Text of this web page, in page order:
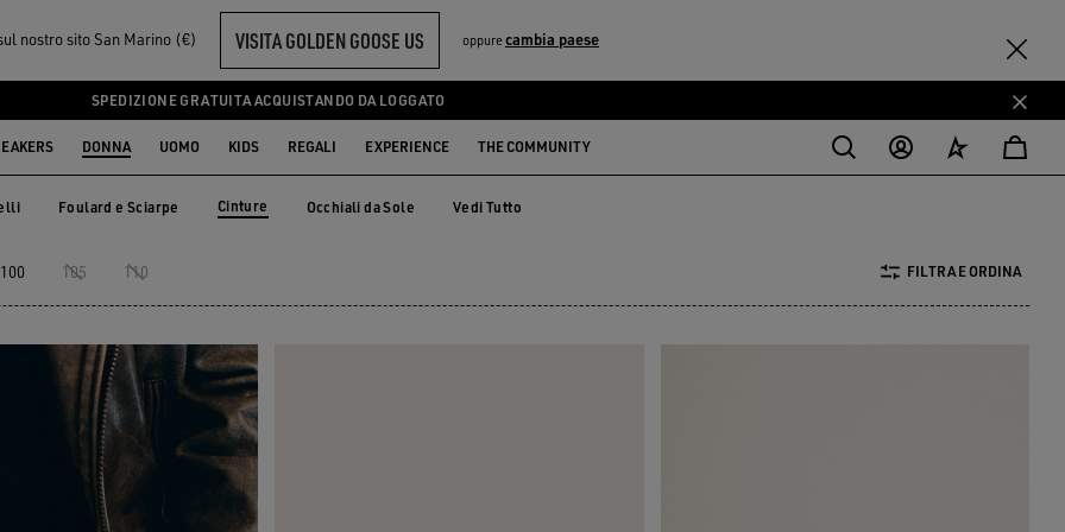
nostro sito San Marino (€) VISITA GOLDEN GOOSE US oppurecambia paese
SPEDIZIONE GRATUITA ACQUISTANDO DA LOGGATO
DONNA UOMO KIDS REGALI EXPERIENCE THE COMMUNITY
Foulard e Sciarpe Cinture Occhiali da Sole Vedi Tutto
100 105 110 FILTRA E ORDINA